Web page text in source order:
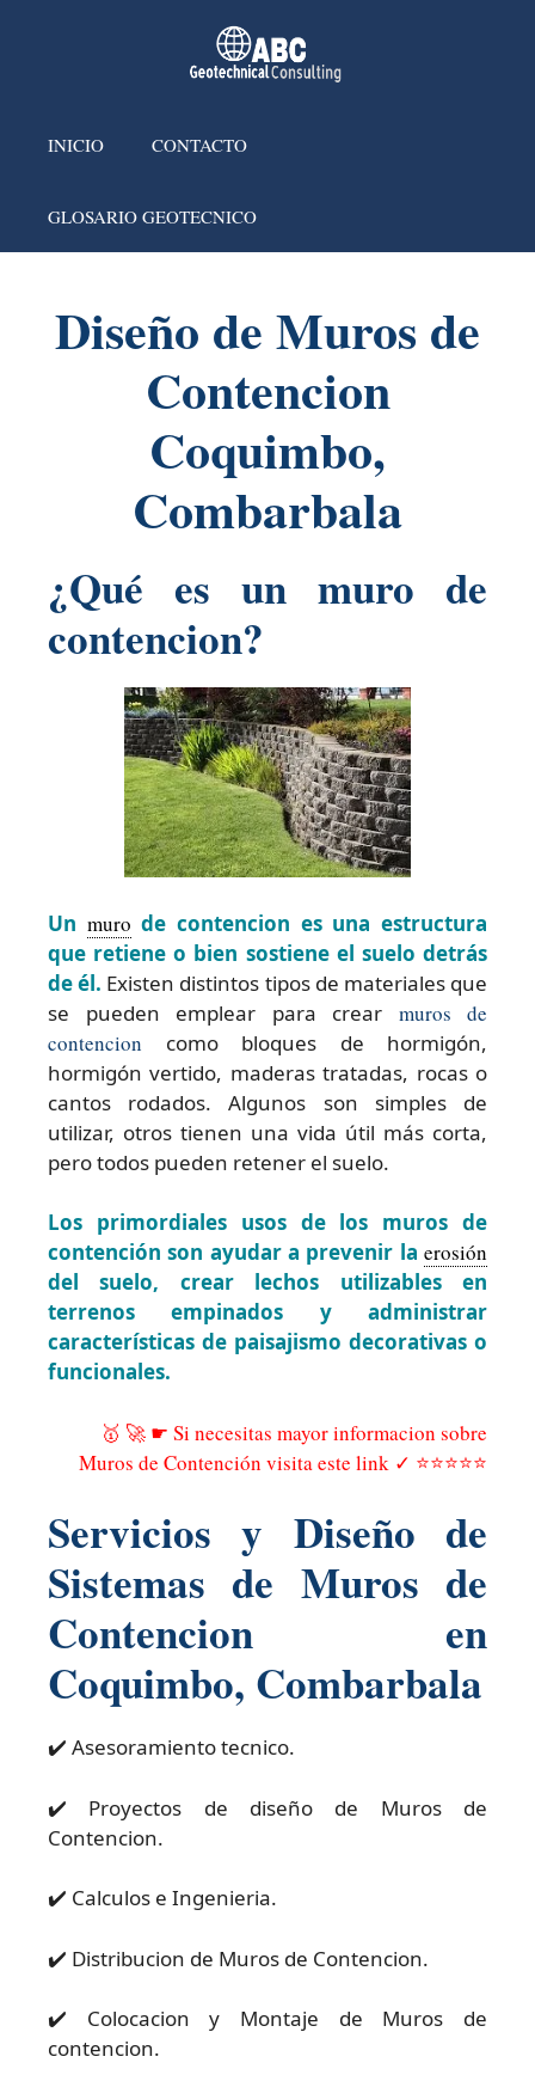
INICIO CONTACTO
GLOSARIO GEOTECNICO
Diseño de Muros de
Contencion
Coquimbo,
Combarbala
¿Qué es un muro de
contencion?
Un muro de contencion es una estructura
que retiene o bien sostiene el suelo detrás
de él. Existen distintos tipos de materiales que
se pueden emplear para crear muros de
contencion como bloques de hormigón,
hormigón vertido, maderas tratadas, rocas o
cantos rodados. Algunos son simples de
utilizar, otros tienen una vida útil más corta,
pero todos pueden retener el suelo.
Los primordiales usos de los muros de
contención son ayudar a prevenir la erosión
del suelo, crear lechos utilizables en
terrenos empinados y administrar
características de paisajismo decorativas o
funcionales.
🥇 🚀 ☛ Si necesitas mayor informacion sobre
Muros de Contención visita este link ✓ ⭐⭐⭐⭐⭐
Servicios y Diseño de
Sistemas de Muros de
Contencion en
Coquimbo, Combarbala
✔️ Asesoramiento tecnico.
✔️ Proyectos de diseño de Muros de
Contencion.
✔️ Calculos e Ingenieria.
✔️ Distribucion de Muros de Contencion.
✔️ Colocacion y Montaje de Muros de
contencion.